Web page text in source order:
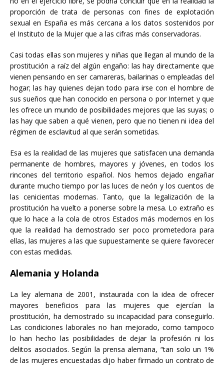
proporción de trata de personas con fines de explotación
sexual en España es más cercana a los datos sostenidos por
el Instituto de la Mujer que a las cifras más conservadoras.
Casi todas ellas son mujeres y niñas que llegan al mundo de la
prostitución a raíz del algún engaño: las hay directamente que
vienen pensando en ser camareras, bailarinas o empleadas del
hogar; las hay quienes dejan todo para irse con el hombre de
sus sueños que han conocido en persona o por Internet y que
les ofrece un mundo de posibilidades mejores que las suyas; o
las hay que saben a qué vienen, pero que no tienen ni idea del
régimen de esclavitud al que serán sometidas.
Esa es la realidad de las mujeres que satisfacen una demanda
permanente de hombres, mayores y jóvenes, en todos los
rincones del territorio español. Nos hemos dejado engañar
durante mucho tiempo por las luces de neón y los cuentos de
las cenicientas modernas. Tanto, que la legalización de la
prostitución ha vuelto a ponerse sobre la mesa. Lo extraño es
que lo hace a la cola de otros Estados más modernos en los
que la realidad ha demostrado ser poco prometedora para
ellas, las mujeres a las que supuestamente se quiere favorecer
con estas medidas.
Alemania y Holanda
La ley alemana de 2001, instaurada con la idea de ofrecer
mayores beneficios para las mujeres que ejercían la
prostitución, ha demostrado su incapacidad para conseguirlo.
Las condiciones laborales no han mejorado, como tampoco
lo han hecho las posibilidades de dejar la profesión ni los
delitos asociados. Según la prensa alemana, “tan solo un 1%
de las mujeres encuestadas dijo haber firmado un contrato de